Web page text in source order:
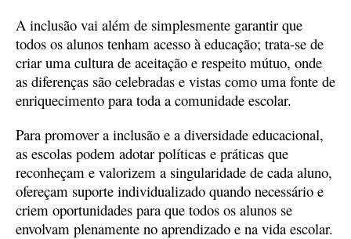
A inclusão vai além de simplesmente garantir que
todos os alunos tenham acesso à educação; trata-se de
criar uma cultura de aceitação e respeito mútuo, onde
as diferenças são celebradas e vistas como uma fonte de
enriquecimento para toda a comunidade escolar.
Para promover a inclusão e a diversidade educacional,
as escolas podem adotar políticas e práticas que
reconheçam e valorizem a singularidade de cada aluno,
ofereçam suporte individualizado quando necessário e
criem oportunidades para que todos os alunos se
envolvam plenamente no aprendizado e na vida escolar.